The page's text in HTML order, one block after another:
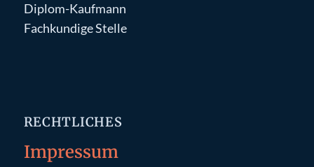
Diplom-Kaufmann
Fachkundige Stelle
RECHTLICHES
Impressum